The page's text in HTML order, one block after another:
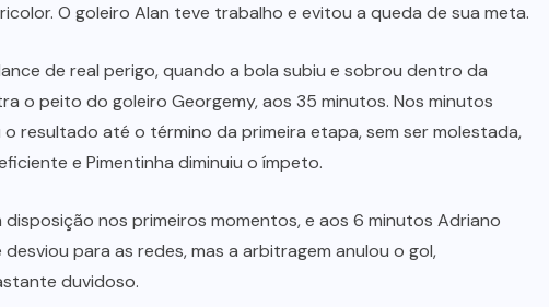
O goleiro Alan teve trabalho e evitou a queda de sua meta.
de real perigo, quando a bola subiu e sobrou dentro da
o peito do goleiro Georgemy, aos 35 minutos. Nos minutos
resultado até o término da primeira etapa, sem ser molestada,
e Pimentinha diminuiu o ímpeto.
nos primeiros momentos, e aos 6 minutos Adriano
para as redes, mas a arbitragem anulou o gol,
duvidoso.